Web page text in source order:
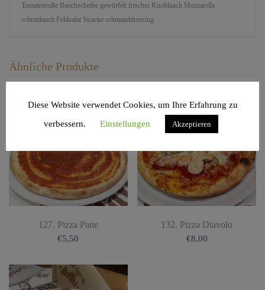
Tomatensoße Bauchscheibe gewürfelt frischer Knoblauch Mozzarella
schnittlauch Feldsalat Stracke schmanddressing
Ähnliche Produkte
127. Pizza Pane
€5,50
132. Pizza Diavolo
€8,00
Diese Website verwendet Cookies, um Ihre Erfahrung zu
verbessern.
Einstellungen Akzeptieren